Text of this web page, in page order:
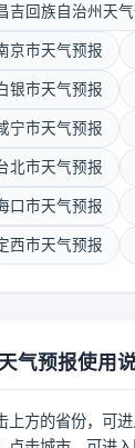
吉回族自治州天
京市天气预报
银市天气预报
宁市天气预报
北市天气预报
口市天气预报
西市天气预报
天气预报使用
上方的省份，可